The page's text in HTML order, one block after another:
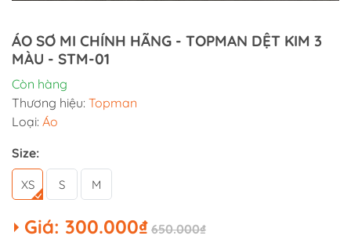
ÁO SƠ MI CHÍNH HÃNG - TOPMAN DỆT KIM 3
MÀU - STM-01
Còn hàng
Thương hiệu: Topman
Loại: Áo
Size:
XS S M
Giá: 300.000₫ 650.000₫